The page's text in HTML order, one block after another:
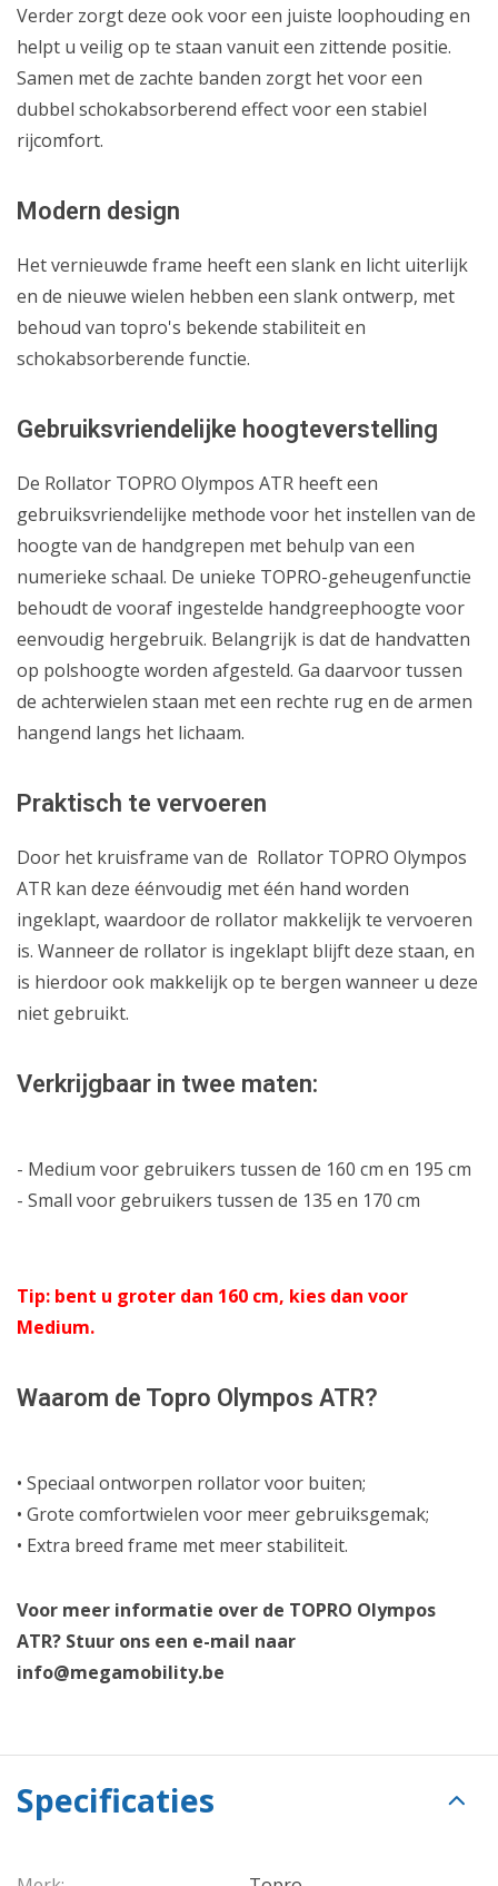
Verder zorgt deze ook voor een juiste loophouding en
helpt u veilig op te staan vanuit een zittende positie.
Samen met de zachte banden zorgt het voor een
dubbel schokabsorberend effect voor een stabiel
rijcomfort.
Modern design
Het vernieuwde frame heeft een slank en licht uiterlijk
en de nieuwe wielen hebben een slank ontwerp, met
behoud van topro's bekende stabiliteit en
schokabsorberende functie.
Gebruiksvriendelijke hoogteverstelling
De Rollator TOPRO Olympos ATR heeft een
gebruiksvriendelijke methode voor het instellen van de
hoogte van de handgrepen met behulp van een
numerieke schaal. De unieke TOPRO-geheugenfunctie
behoudt de vooraf ingestelde handgreephoogte voor
eenvoudig hergebruik. Belangrijk is dat de handvatten
op polshoogte worden afgesteld. Ga daarvoor tussen
de achterwielen staan met een rechte rug en de armen
hangend langs het lichaam.
Praktisch te vervoeren
Door het kruisframe van de Rollator TOPRO Olympos
ATR kan deze éénvoudig met één hand worden
ingeklapt, waardoor de rollator makkelijk te vervoeren
is. Wanneer de rollator is ingeklapt blijft deze staan, en
is hierdoor ook makkelijk op te bergen wanneer u deze
niet gebruikt.
Verkrijgbaar in twee maten:
- Medium voor gebruikers tussen de 160 cm en 195 cm
- Small voor gebruikers tussen de 135 en 170 cm
Tip: bent u groter dan 160 cm, kies dan voor
Medium.
Waarom de Topro Olympos ATR?
• Speciaal ontworpen rollator voor buiten;
• Grote comfortwielen voor meer gebruiksgemak;
• Extra breed frame met meer stabiliteit.
Voor meer informatie over de TOPRO Olympos
ATR? Stuur ons een e-mail naar
info@megamobility.be
Specificaties